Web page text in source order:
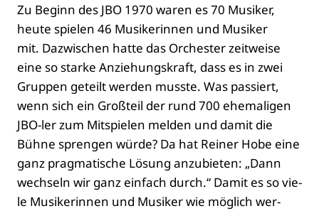
Zu Beginn des JBO 1970 waren es 70 Musi­ker,
heu­te spie­len 46 Musi­ke­rin­nen und Musi­ker
mit. Dazwi­schen hat­te das Orches­ter zeit­wei­se
eine so star­ke Anzie­hungs­kraft, dass es in zwei
Grup­pen geteilt wer­den muss­te. Was pas­siert,
wenn sich ein Groß­teil der rund 700 ehe­ma­li­gen
JBO-ler zum Mit­spie­len mel­den und damit die
Büh­ne spren­gen wür­de? Da hat Rei­ner Hobe eine
ganz prag­ma­ti­sche Lösung anzu­bie­ten: „Dann
wech­seln wir ganz ein­fach durch.“ Damit es so vie­
le Musi­ke­rin­nen und Musi­ker wie mög­lich wer­